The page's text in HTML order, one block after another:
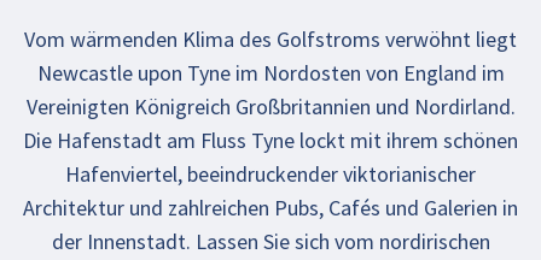
Vom wärmenden Klima des Golfstroms verwöhnt liegt
Newcastle upon Tyne im Nordosten von England im
Vereinigten Königreich Großbritannien und Nordirland.
Die Hafenstadt am Fluss Tyne lockt mit ihrem schönen
Hafenviertel, beeindruckender viktorianischer
Architektur und zahlreichen Pubs, Cafés und Galerien in
der Innenstadt. Lassen Sie sich vom nordirischen